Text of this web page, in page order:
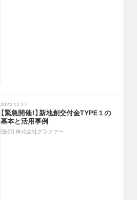
2024.12.27
【緊急開催！】新地創交付金TYPE１の
基本と活用事例
[提供] 株式会社グラファー